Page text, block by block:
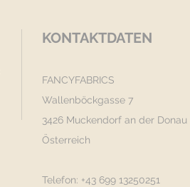
KONTAKTDATEN
FANCYFABRICS
Wallenböckgasse 7
3426 Muckendorf an der Donau
Österreich
Telefon: +43 699 13250251